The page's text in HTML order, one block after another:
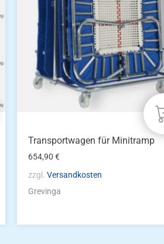
Transportwagen für Minitramp
654,90€
zzgl.Versandkosten
Grevinga